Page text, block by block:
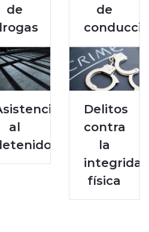
de
de
al
Delitos
contra
la
física